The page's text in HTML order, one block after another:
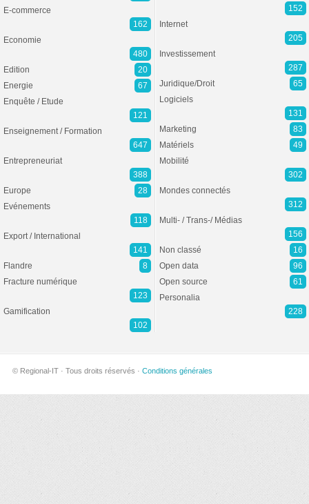
E-commerce
162
Economie
480
Edition
20
Energie
67
Enquête / Etude
121
Enseignement / Formation
647
Entrepreneuriat
388
Europe
28
Evénements
118
Export / International
141
Flandre
8
Fracture numérique
123
Gamification
102
152
Internet
205
Investissement
287
Juridique/Droit
65
Logiciels
131
Marketing
83
Matériels
49
Mobilité
302
Mondes connectés
312
Multi- / Trans-/ Médias
156
Non classé
16
Open data
96
Open source
61
Personalia
228
© Regional-IT · Tous droits réservés · Conditions générales